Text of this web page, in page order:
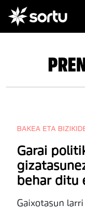
BAKEA ETA
Garai
behar ditu
Gaixotasun